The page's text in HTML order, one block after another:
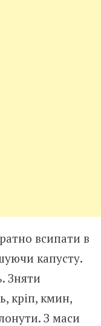
всипати в
капусту.
Зняти
кріп, кмин,
З маси